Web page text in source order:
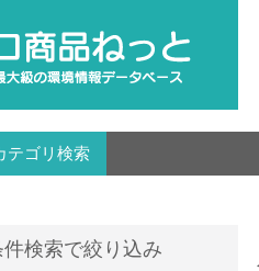
テゴリ検索
件検索で絞り込み